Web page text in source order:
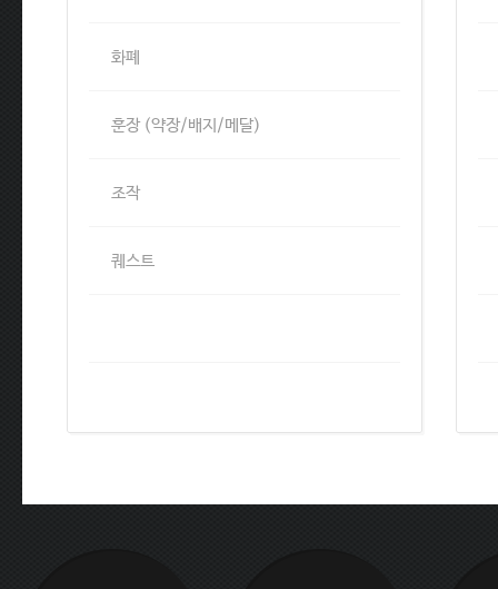
화폐
훈장 (약장/배지/메달)
조작
퀘스트